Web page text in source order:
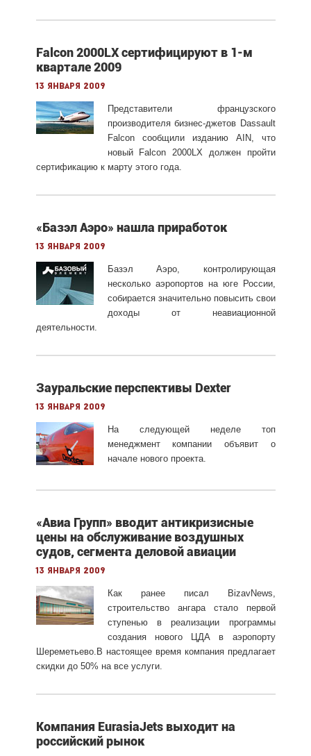
Falcon 2000LX сертифицируют в 1-м
квартале 2009
13 января 2009
Представители французского
производителя бизнес-джетов Dassault
Falcon сообщили изданию AIN, что
новый Falcon 2000LX должен пройти
сертификацию к марту этого года.
«Базэл Аэро» нашла приработок
13 января 2009
Базэл Аэро, контролирующая
несколько аэропортов на юге России,
собирается значительно повысить свои
доходы от неавиационной
деятельности.
Зауральские перспективы Dexter
13 января 2009
На следующей неделе топ
менеджмент компании объявит о
начале нового проекта.
«Авиа Групп» вводит антикризисные
цены на обслуживание воздушных
судов, сегмента деловой авиации
13 января 2009
Как ранее писал BizavNews,
строительство ангара стало первой
ступенью в реализации программы
создания нового ЦДА в аэропорту
Шереметьево.В настоящее время компания предлагает
скидки до 50% на все услуги.
Компания EurasiaJets выходит на
российский рынок